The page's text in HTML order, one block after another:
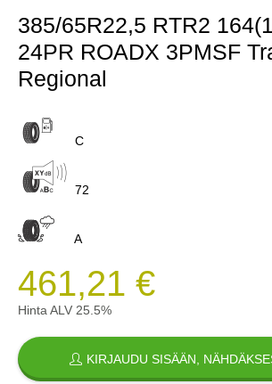
385/65R22,5 RTR2
24PR ROADX 3PMSF
Regional
C
72
A
461,21 €
Hinta ALV 25.5%
KIRJAUDU SISÄÄN,